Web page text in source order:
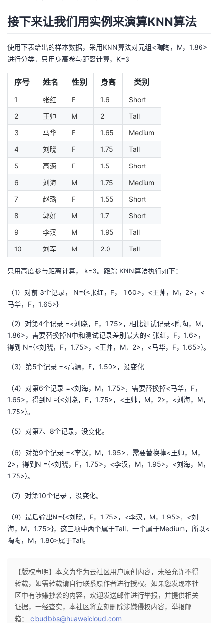
播
活
动
的
关
程
认
证
的
实
我
的
藏
支
持
声
建
接下来让我们用实例来演算KNN算法
使用下表给出的样本数据，采用KNN算法对元组<陶陶，M，1.86>
进行分类，只用身高参与距离计算，K=3
序号 姓名 性别 身高 类别
1 张红 F 1.6
Short
2
王帅 M 2
Tall
3
马华 F 1.65
Medium
4
刘晓 F 1.75
Tall
5
高源 F 1.5
Short
6
刘海 M 1.75
Medium
7
赵璐 F 1.55
Short
8
郭好 M 1.7
Short
9
李汉 M 1.95
Tall
10
刘军 M 2.0 Tall
只用高度参与距离计算， k=3。跟踪 KNN算法执行如下：
（1）对前 3个记录， N={<张红，F， 1.60>，<王帅，M，2>，<
马华，F，1.65>}
（2）对第4个记录 =<刘晓，F，1.75>，相比测试记录<陶陶，M，
1.86>，需要替换掉N中和测试记录差别最大的< 张红，F，1.6>，
得到 N={<刘晓，F，1.75>，<王帅，M，2>，<马华，F，1.65>}。
（3）第5个记录 =<高源，F，1.50>，没变化
（4）对第6个记录 =<刘海，M，1.75>，需要替换掉<马华，F，
1.65>，得到N ={<刘晓，F，1.75>，<王帅，M，2>，<刘海，M，
1.75>}。
（5）对第7、8个记录，没变化。
（6）对第9个记录 =<李汉，M，1.95>，需要替换掉<王帅，M，
2>，得到N ={<刘晓，F，1.75>，<李汉，M，1.95>，<刘海，M，
1.75>}。
（7）对第10个记录 ，没变化。
（8）最后输出N={<刘晓，F，1.75>，<李汉，M，1.95>，<刘
海，M，1.75>}，这三项中两个属于Tall，一个属于Medium，所以<
陶陶，M，1.86>属于Tall。
【版权声明】本文为华为云社区用户原创内容，未经允许不得
转载，如需转载请自行联系原作者进行授权。如果您发现本社
区中有涉嫌抄袭的内容，欢迎发送邮件进行举报，并提供相关
证据，一经查实，本社区将立刻删除涉嫌侵权内容，举报邮
箱： cloudbbs@huaweicloud.com